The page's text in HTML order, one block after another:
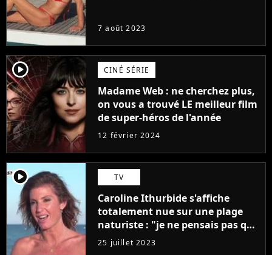
7 août 2023
player2 CINÉ SÉRIE
Madame Web : ne cherchez plus,
on vous a trouvé LE meilleur film
de super-héros de l'année
12 février 2024
player2 TV
Caroline Ithurbide s'affiche
totalement nue sur une plage
naturiste : "je ne pensais pas que
j'arriverais à le faire..."
25 juillet 2023